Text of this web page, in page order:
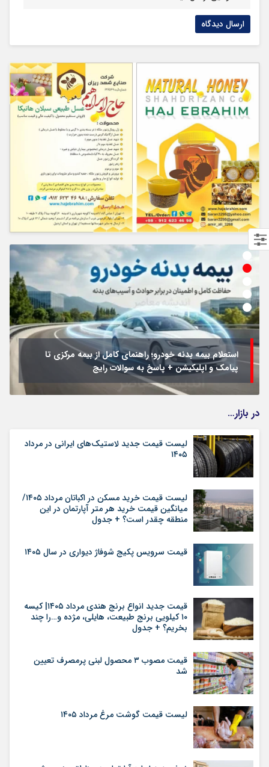
استعلام بیمه بدنه خودرو؛ راهنمای کامل از بیمه مرکزی تا
پیامک و اپلیکیشن + پاسخ به سوالات رایج
در بازار…
لیست قیمت جدید لاستیک‌های ایرانی در مرداد
۱۴۰۵
لیست قیمت خرید مسکن در اکباتان مرداد ۱۴۰۵/
میانگین قیمت خرید هر متر آپارتمان در این
منطقه چقدر است؟ + جدول
قیمت سرویس پکیج شوفاژ دیواری در سال ۱۴۰۵
قیمت جدید انواع برنج هندی مرداد ۱۴۰۵| کیسه
۱۰ کیلویی برنج طبیعت، هایلی، مژده و…را چند
بخریم؟ + جدول
قیمت مصوب ۳ محصول لبنی پرمصرف تعیین
شد
لیست قیمت گوشت مرغ مرداد ۱۴۰۵